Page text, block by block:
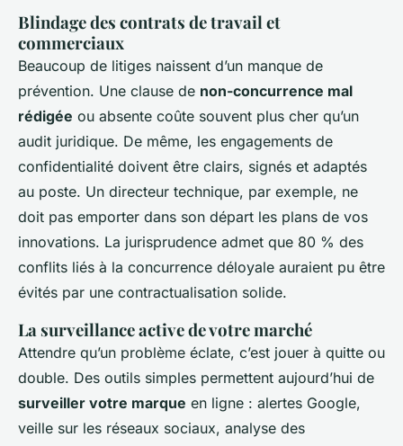
Blindage des contrats de travail et
commerciaux
Beaucoup de litiges naissent d’un manque de
prévention. Une clause de non-concurrence mal
rédigée ou absente coûte souvent plus cher qu’un
audit juridique. De même, les engagements de
confidentialité doivent être clairs, signés et adaptés
au poste. Un directeur technique, par exemple, ne
doit pas emporter dans son départ les plans de vos
innovations. La jurisprudence admet que 80 % des
conflits liés à la concurrence déloyale auraient pu être
évités par une contractualisation solide.
La surveillance active de votre marché
Attendre qu’un problème éclate, c’est jouer à quitte ou
double. Des outils simples permettent aujourd’hui de
surveiller votre marque en ligne : alertes Google,
veille sur les réseaux sociaux, analyse des